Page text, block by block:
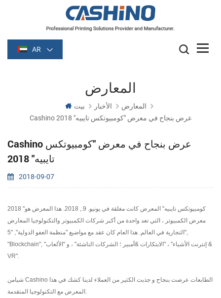
AR
المعارض
بيت الأخبار
المعارض
Cashino عرض بنجاح في معرض "كومبيوتكس تايبيه" 2018
Cashino عرض بنجاح في معرض "كومبيوتكس
تايبيه" 2018
2018-09-07
2018 "كومبيوتكس تايبيه" المعرض كانت مغلقة في يونيو. 9., 2018. هذا المعرض هو
معرض الكمبيوتر ، التي تعد واحدة من أكبر شركات الكمبيوتر والتكنولوجيا المعارض
التجارية في العالم. هذا العام كان عقد مع مواضيع "منظمة العفو الدولية", "5",
"Blockchain", "إنترنت الأشياء" ، "الابتكارات &أمبير ؛ الشركات الناشئة" ، و "الألعاب &
VR".
شيامن Cashino الطابعات عرضت بنجاح و جذبت الكثير من العملاء لدينا كشك في هذا
المعرض مع التكنولوجيا المتقدمة.